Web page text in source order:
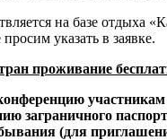
на базе отдыха
указать в заявке.
проживание
участникам
заграничного
(для